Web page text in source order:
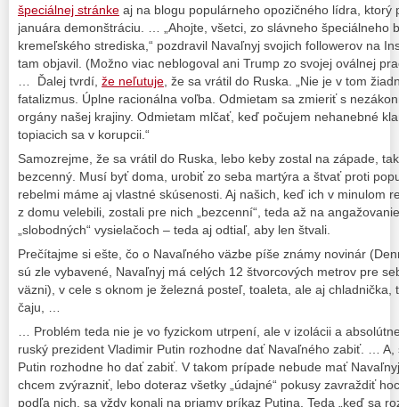
špeciálnej stránke aj na blogu populárneho opozičného lídra, ktorý
januára demonštráciu. … „Ahojte, všetci, zo slávneho špeciálneho
kremeľského strediska,“ pozdravil Navaľnyj svojich followerov na
tam objavil. (Možno viac neblogoval ani Trump zo svojej oválnej
… Ďalej tvrdí, že neľutuje , že sa vrátil do Ruska. „Nie je v tom
fatalizmus. Úplne racionálna voľba. Odmietam sa zmieriť s
orgány našej krajiny. Odmietam mlčať, keď počujem nehanebné
topiacich sa v korupcii.“
Samozrejme, že sa vrátil do Ruska, lebo keby zostal na západe,
bezcenný. Musí byť doma, urobiť zo seba martýra a štvať proti
rebelmi máme aj vlastné skúsenosti. Aj našich, keď ich v minulom
z domu velebili, zostali pre nich „bezcenní“, teda až na
„slobodných“ vysielačoch – teda aj odtiaľ, aby len štvali.
Prečítajme si ešte, čo o Navaľného väzbe píše známy novinár
sú zle vybavené, Navaľnyj má celých 12 štvorcových metrov pre
väzni), v cele s oknom je železná posteľ, toaleta, ale aj chladnička,
čaju, …
… Problém teda nie je vo fyzickom utrpení, ale v izolácii a
ruský prezident Vladimir Putin rozhodne dať Navaľného zabiť. …
Putin rozhodne ho dať zabiť. V takom prípade nebude mať
chcem zvýrazniť, lebo doteraz všetky „údajné“ pokusy zavraždiť
podľa nich, sa vždy konali na priamy príkaz Putina. Teda „keď sa